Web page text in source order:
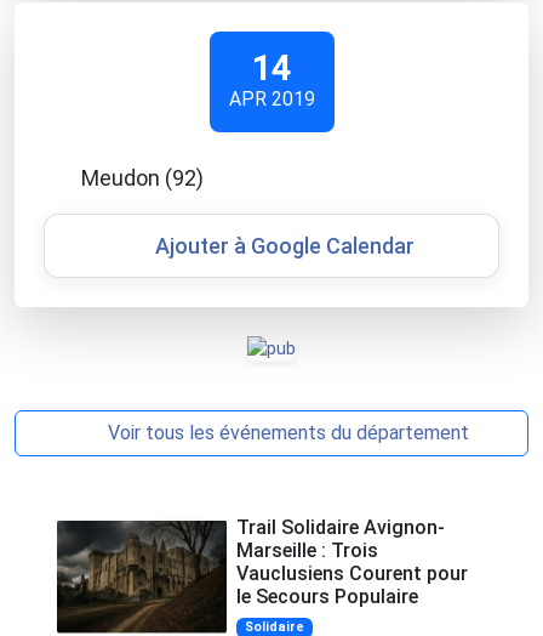
14
APR 2019
Meudon (92)
Ajouter à Google Calendar
Voir tous les événements du département
Trail Solidaire Avignon-
Marseille : Trois
Vauclusiens Courent pour
le Secours Populaire
Solidaire